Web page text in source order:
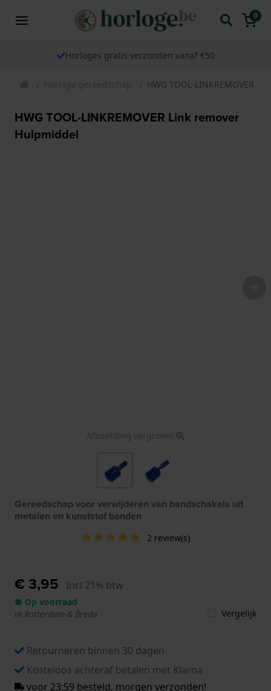
0
Horloges gratis verzonden vanaf €50
Horloge gereedschap HWG TOOL-LINKREMOVER
HWG TOOL-LINKREMOVER Link remover
Hulpmiddel
Afbeelding vergroten
Gereedschap voor verwijderen van bandschakels uit
metalen en kunststof banden
2 review(s)
€ 3,95 Incl 21% btw
● Op voorraad
in Rotterdam & Breda
Vergelijk
Retourneren binnen 30 dagen
Kosteloos achteraf betalen met Klarna
voor 23:59 besteld, morgen verzonden!